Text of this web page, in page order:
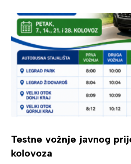
Testne vožnje javnog
kolovoza